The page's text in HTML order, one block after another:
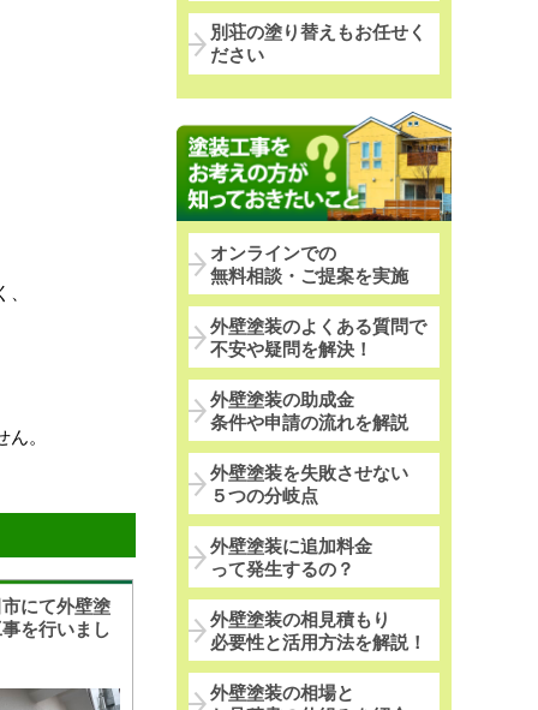
。
にて外壁塗
を行いまし
別荘の塗り替えもお任せく
ださい
オンラインでの
無料相談・ご提案を実施
外壁塗装のよくある質問で
不安や疑問を解決！
外壁塗装の助成金
条件や申請の流れを解説
外壁塗装を失敗させない
５つの分岐点
外壁塗装に追加料金
って発生するの？
外壁塗装の相見積もり
必要性と活用方法を解説！
外壁塗装の相場と